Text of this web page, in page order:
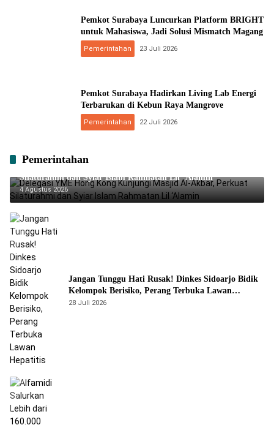
Pemkot Surabaya Luncurkan Platform BRIGHT
untuk Mahasiswa, Jadi Solusi Mismatch Magang
Pemerintahan 23 Juli 2026
Pemkot Surabaya Hadirkan Living Lab Energi
Terbarukan di Kebun Raya Mangrove
Pemerintahan 22 Juli 2026
Pemerintahan
Delegasi YME Hong Kong Kunjungi Masjid Al-Akbar, Perkuat
Silaturahmi dan Syiar Islam Rahmatan Lil ‘Alamin
4 Agustus 2026
Jangan Tunggu Hati Rusak! Dinkes Sidoarjo Bidik
Kelompok Berisiko, Perang Terbuka Lawan
Hepatitis
28 Juli 2026